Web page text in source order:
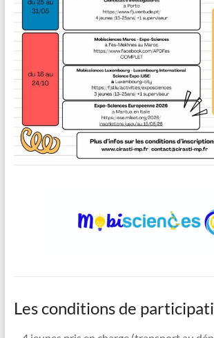
Les conditions de